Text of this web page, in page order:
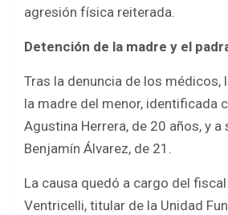
agresión física reiterada.
Detención de la madre y el
Tras la denuncia de los médicos,
la madre del menor, identificada
Agustina Herrera, de 20 años, y a
Benjamín Álvarez, de 21.
La causa quedó a cargo del
Ventricelli, titular de la Unidad